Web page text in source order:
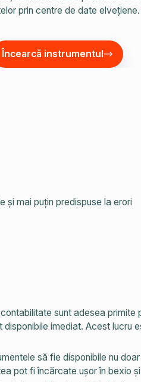
prin centre de date
Încearcă instrumentul
și mai puțin predispuse la erori
sunt adesea
imediat. Acest lucru
să fie disponibile nu
pot fi încărcate ușor în bexio